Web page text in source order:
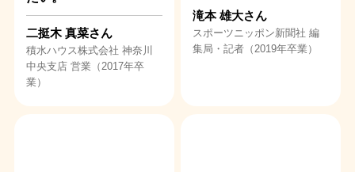
二挺木 真菜さん
積水ハウス株式会社 神奈川
中央支店 営業（2017年卒
業）
滝本 雄大さん
スポーツニッポン新聞社 編
集局・記者（2019年卒業）